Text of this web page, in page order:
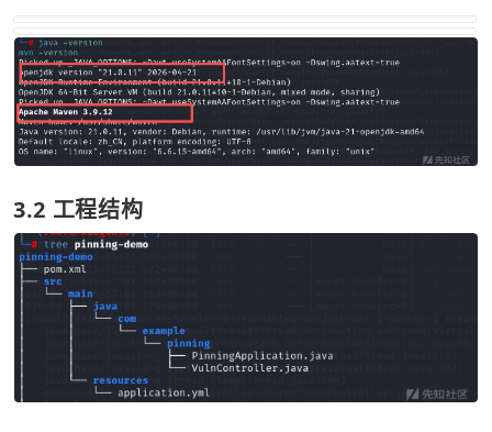
3.2 工程结构